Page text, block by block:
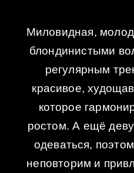
Миловидная,
блондинистыми
регулярным
красивое,
которое
ростом. А ещё
одеваться,
неповторим и